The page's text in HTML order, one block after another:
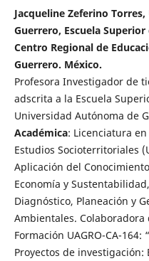
Jacqueline Zeferino
Guerrero, Escuela
Centro Regional de
Guerrero. México.
Profesora Investigador de
adscrita a la Escuela
Universidad Autónoma de
Académica: Licenciatura
Estudios Socioterritoriales
Aplicación del
Economía y
Diagnóstico, Planeación y
Ambientales. Colaboradora
Formación UAGRO-CA-
Proyectos de investigación: